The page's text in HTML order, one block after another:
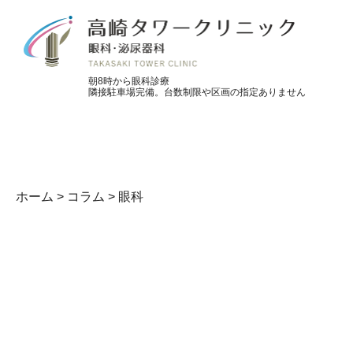
朝8時から眼科診療
隣接駐車場完備。台数制限や区画の指定ありません
ホーム > コラム > 眼科